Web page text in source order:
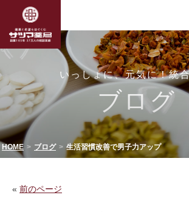
いっしょに、元気に！統
ブログ
HOME ブログ 生活習慣改善で男子力アップ
« 前のページ